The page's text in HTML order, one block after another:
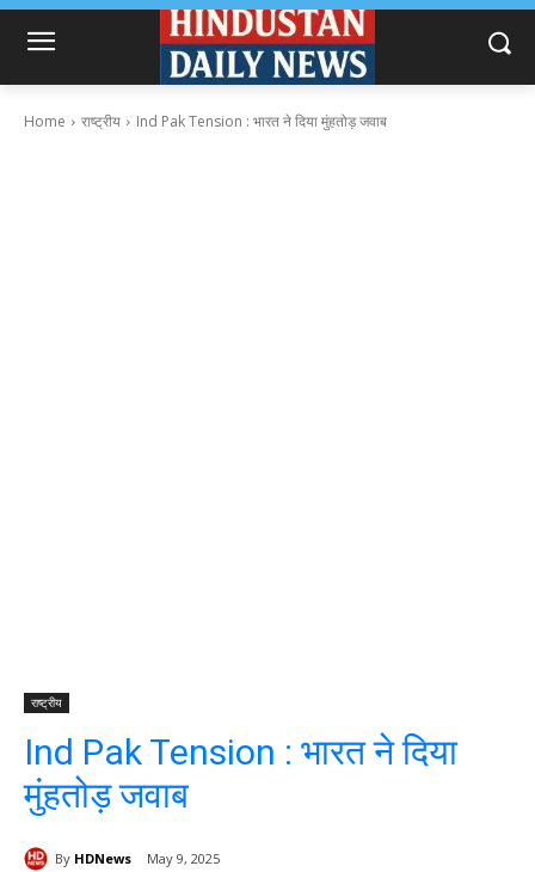
Home राष्ट्रीय Ind Pak Tension : भारत ने दिया मुंहतोड़ जवाब
राष्ट्रीय
Ind Pak Tension : भारत ने दिया
मुंहतोड़ जवाब
By HDNews May 9, 2025